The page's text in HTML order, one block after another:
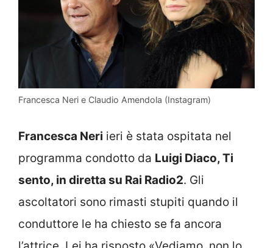
Francesca Neri e Claudio Amendola (Instagram)
Francesca Neri ieri è stata ospitata nel
programma condotto da Luigi Diaco, Ti
sento, in diretta su Rai Radio2. Gli
ascoltatori sono rimasti stupiti quando il
conduttore le ha chiesto se fa ancora